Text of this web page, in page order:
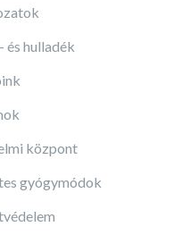
és hulladék
központ
gyógymódok